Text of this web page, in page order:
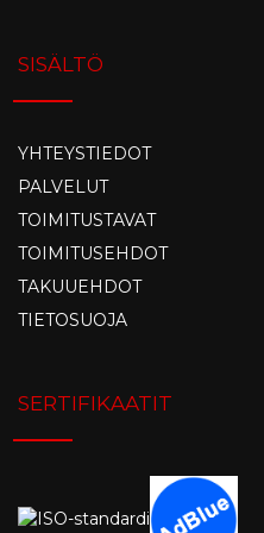
SISÄLTÖ
YHTEYSTIEDOT
PALVELUT
TOIMITUSTAVAT
TOIMITUSEHDOT
TAKUUEHDOT
TIETOSUOJA
SERTIFIKAATIT